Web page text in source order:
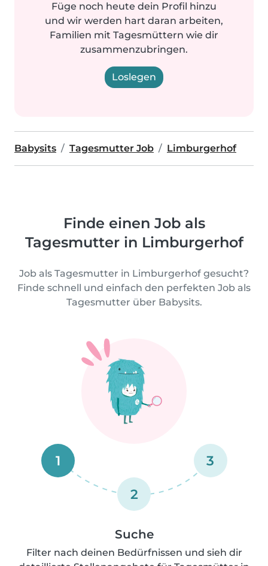
Füge noch heute dein Profil hinzu
und wir werden hart daran arbeiten,
Familien mit Tagesmüttern wie dir
zusammenzubringen.
Loslegen
Babysits Tagesmutter Job Limburgerhof
Finde einen Job als
Tagesmutter in Limburgerhof
Job als Tagesmutter in Limburgerhof gesucht?
Finde schnell und einfach den perfekten Job als
Tagesmutter über Babysits.
1
2
3
Suche
Filter nach deinen Bedürfnissen und sieh dir